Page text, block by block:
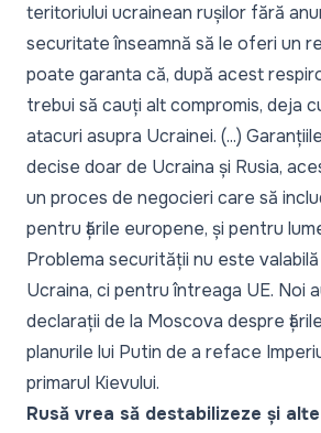
teritoriului ucrainean rușilor fără
securitate înseamnă să le oferi un
poate garanta că, după acest
trebui să cauți alt compromis, deja
atacuri asupra Ucrainei. (...)
decise doar de Ucraina și Rusia,
un proces de negocieri care să
pentru țările europene, și pentru
Problema securității nu este
Ucraina, ci pentru întreaga UE. Noi
declarații de la Moscova despre
planurile lui Putin de a reface
primarul Kievului.
Rusă vrea să destabilizeze și